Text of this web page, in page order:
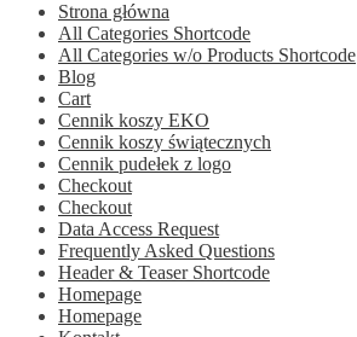
Strona główna
All Categories Shortcode
All Categories w/o Products Shortcode
Blog
Cart
Cennik koszy EKO
Cennik koszy świątecznych
Cennik pudełek z logo
Checkout
Checkout
Data Access Request
Frequently Asked Questions
Header & Teaser Shortcode
Homepage
Homepage